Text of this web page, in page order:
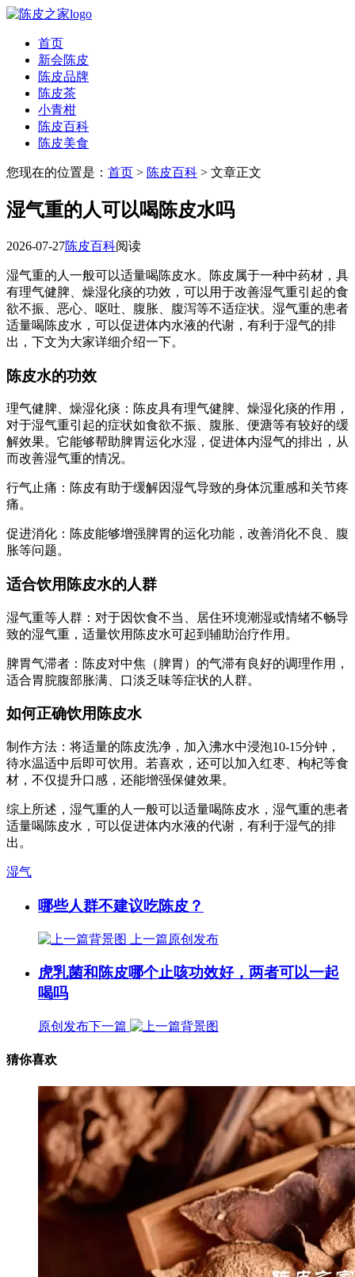
首页
新会陈皮
陈皮品牌
陈皮茶
小青柑
陈皮百科
陈皮美食
您现在的位置是： 首页 > 陈皮百科 > 文章正文
湿气重的人可以喝陈皮水吗
2026-07-27陈皮百科阅读
湿气重的人一般可以适量喝陈皮水。陈皮属于一种中药材，具
有理气健脾、燥湿化痰的功效，可以用于改善湿气重引起的食
欲不振、恶心、呕吐、腹胀、腹泻等不适症状。湿气重的患者
适量喝陈皮水，可以促进体内水液的代谢，有利于湿气的排
出，下文为大家详细介绍一下。
陈皮水的功效
理气健脾、燥湿化痰：陈皮具有理气健脾、燥湿化痰的作用，
对于湿气重引起的症状如食欲不振、腹胀、便溏等有较好的缓
解效果。它能够帮助脾胃运化水湿，促进体内湿气的排出，从
而改善湿气重的情况。
行气止痛：陈皮有助于缓解因湿气导致的身体沉重感和关节疼
痛。
促进消化：陈皮能够增强脾胃的运化功能，改善消化不良、腹
胀等问题。
适合饮用陈皮水的人群
湿气重等人群：对于因饮食不当、居住环境潮湿或情绪不畅导
致的湿气重，适量饮用陈皮水可起到辅助治疗作用。
脾胃气滞者：陈皮对中焦（脾胃）的气滞有良好的调理作用，
适合胃脘腹部胀满、口淡乏味等症状的人群。
如何正确饮用陈皮水
制作方法：将适量的陈皮洗净，加入沸水中浸泡10-15分钟，
待水温适中后即可饮用。若喜欢，还可以加入红枣、枸杞等食
材，不仅提升口感，还能增强保健效果。
综上所述，湿气重的人一般可以适量喝陈皮水，湿气重的患者
适量喝陈皮水，可以促进体内水液的代谢，有利于湿气的排
出。
湿气
哪些人群不建议吃陈皮？
上一篇原创发布
虎乳菌和陈皮哪个止咳功效好，两者可以一起
喝吗
原创发布下一篇
猜你喜欢